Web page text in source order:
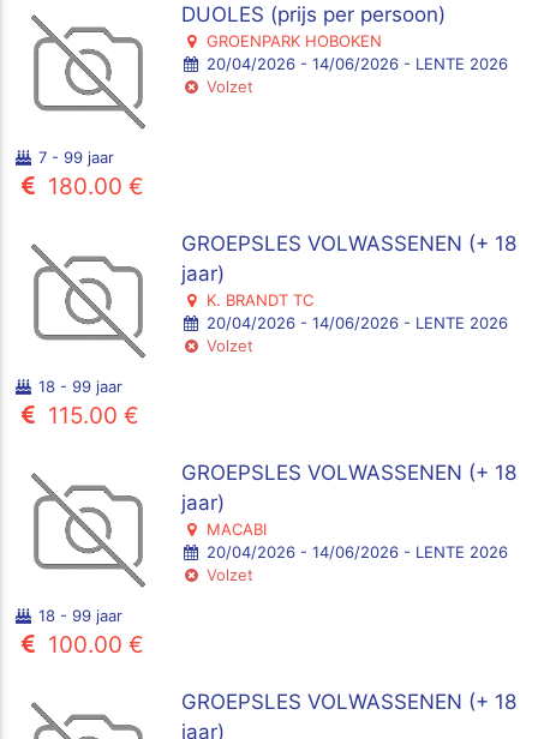
DUOLES (prijs per persoon)
GROENPARK HOBOKEN
20/04/2026 - 14/06/2026 - LENTE 2026
Volzet
7 - 99 jaar
180.00 €
GROEPSLES VOLWASSENEN (+ 18
jaar)
K. BRANDT TC
20/04/2026 - 14/06/2026 - LENTE 2026
Volzet
18 - 99 jaar
115.00 €
GROEPSLES VOLWASSENEN (+ 18
jaar)
MACABI
20/04/2026 - 14/06/2026 - LENTE 2026
Volzet
18 - 99 jaar
100.00 €
GROEPSLES VOLWASSENEN (+ 18
jaar)